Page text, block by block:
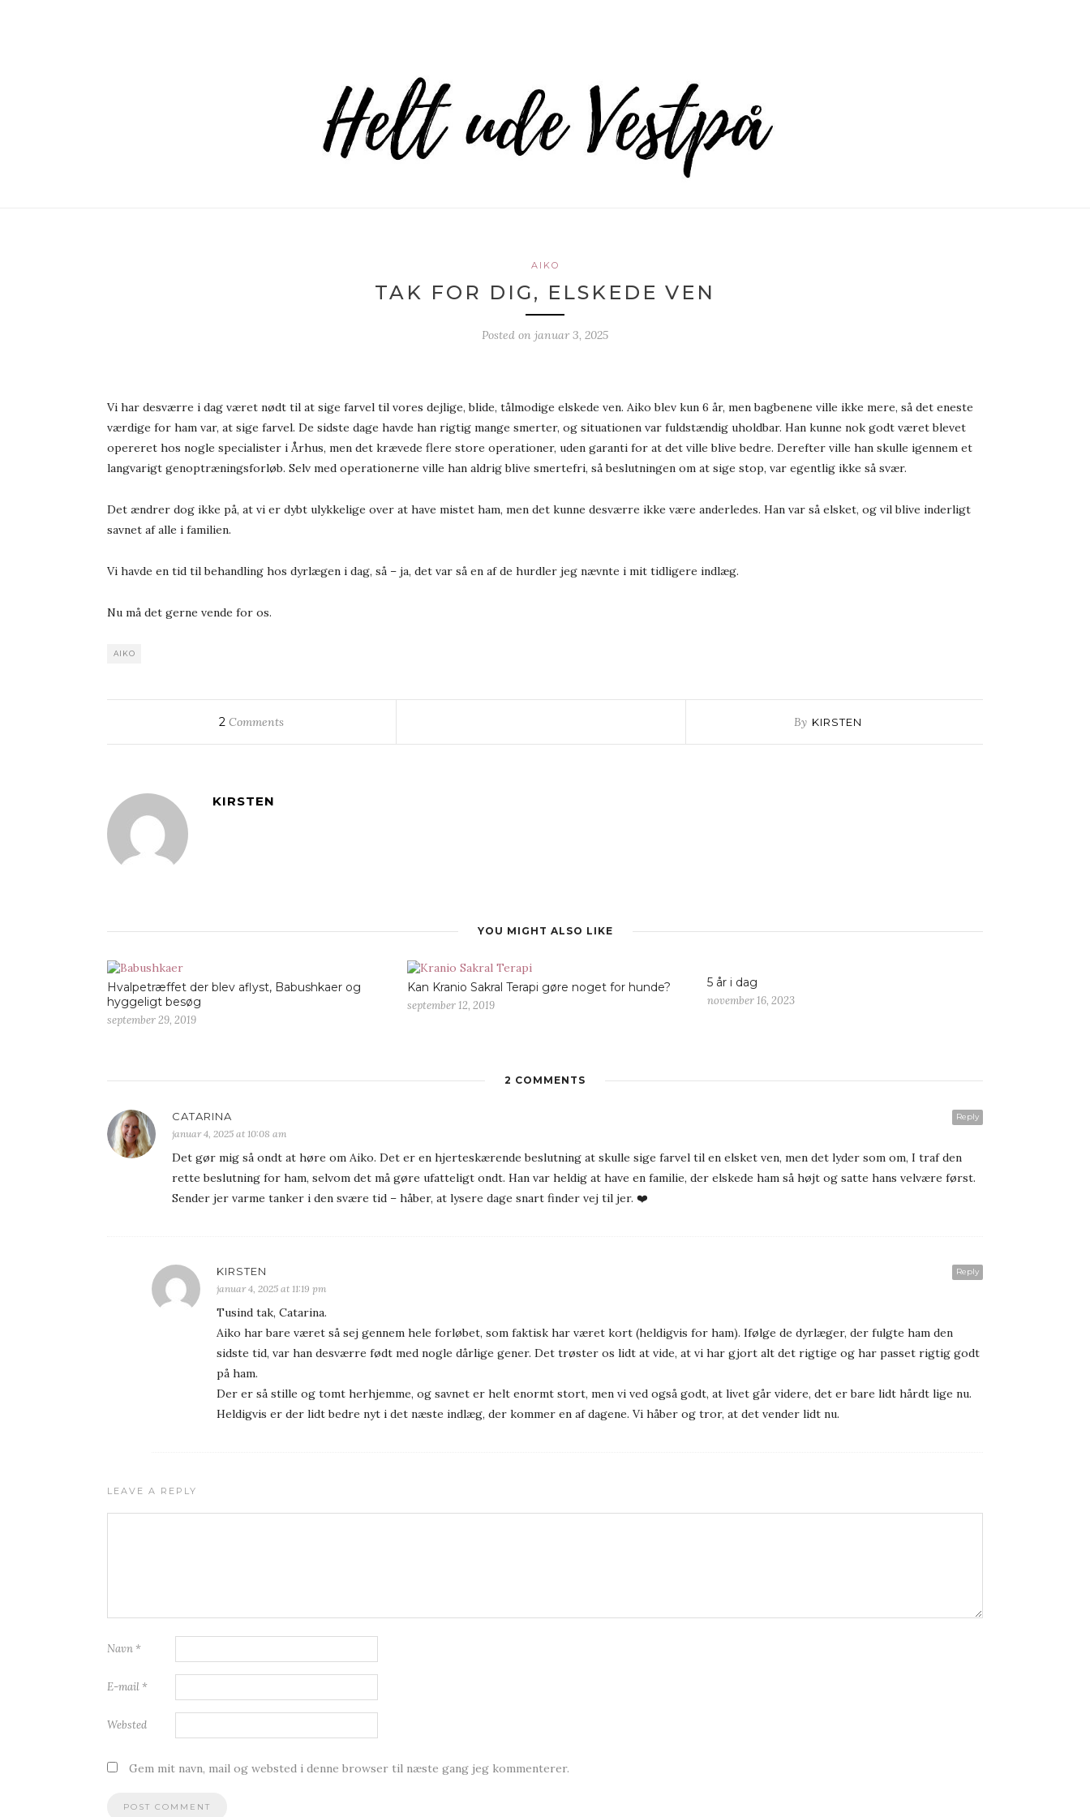
AIKO
TAK FOR DIG, ELSKEDE VEN
Posted on januar 3, 2025
Vi har desværre i dag været nødt til at sige farvel til vores dejlige, blide, tålmodige elskede ven. Aiko blev kun 6 år, men bagbenene ville ikke mere, så det eneste
værdige for ham var, at sige farvel. De sidste dage havde han rigtig mange smerter, og situationen var fuldstændig uholdbar. Han kunne nok godt været blevet
opereret hos nogle specialister i Århus, men det krævede flere store operationer, uden garanti for at det ville blive bedre. Derefter ville han skulle igennem et
langvarigt genoptræningsforløb. Selv med operationerne ville han aldrig blive smertefri, så beslutningen om at sige stop, var egentlig ikke så svær.
Det ændrer dog ikke på, at vi er dybt ulykkelige over at have mistet ham, men det kunne desværre ikke være anderledes. Han var så elsket, og vil blive inderligt
savnet af alle i familien.
Vi havde en tid til behandling hos dyrlægen i dag, så – ja, det var så en af de hurdler jeg nævnte i mit tidligere indlæg.
Nu må det gerne vende for os.
AIKO
2 Comments By KIRSTEN
KIRSTEN
YOU MIGHT ALSO LIKE
Hvalpetræffet der blev aflyst, Babushkaer og
hyggeligt besøg
september 29, 2019
Kan Kranio Sakral Terapi gøre noget for hunde?
september 12, 2019
5 år i dag
november 16, 2023
2 COMMENTS
Reply
CATARINA
januar 4, 2025 at 10:08 am
Det gør mig så ondt at høre om Aiko. Det er en hjerteskærende beslutning at skulle sige farvel til en elsket ven, men det lyder som om, I traf den
rette beslutning for ham, selvom det må gøre ufatteligt ondt. Han var heldig at have en familie, der elskede ham så højt og satte hans velvære først.
Sender jer varme tanker i den svære tid – håber, at lysere dage snart finder vej til jer. ❤️
Reply
KIRSTEN
januar 4, 2025 at 11:19 pm
Tusind tak, Catarina.
Aiko har bare været så sej gennem hele forløbet, som faktisk har været kort (heldigvis for ham). Ifølge de dyrlæger, der fulgte ham den
sidste tid, var han desværre født med nogle dårlige gener. Det trøster os lidt at vide, at vi har gjort alt det rigtige og har passet rigtig godt
på ham.
Der er så stille og tomt herhjemme, og savnet er helt enormt stort, men vi ved også godt, at livet går videre, det er bare lidt hårdt lige nu.
Heldigvis er der lidt bedre nyt i det næste indlæg, der kommer en af dagene. Vi håber og tror, at det vender lidt nu.
LEAVE A REPLY
Navn *
E-mail *
Websted
Gem mit navn, mail og websted i denne browser til næste gang jeg kommenterer.